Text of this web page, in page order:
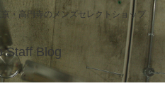
・高円寺のメンズセレクトショップ
Staff Blog